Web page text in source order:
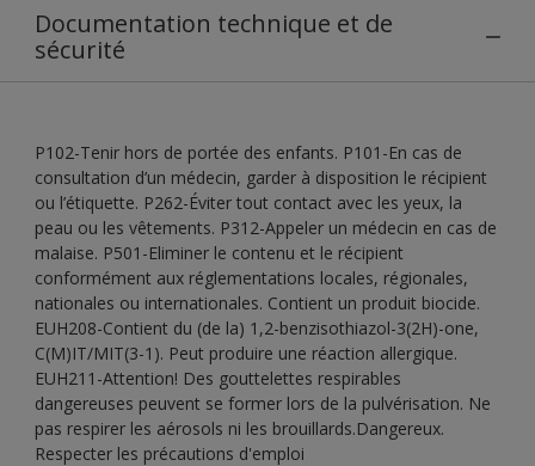
Documentation technique et de
sécurité
P102-Tenir hors de portée des enfants. P101-En cas de
consultation d’un médecin, garder à disposition le récipient
ou l’étiquette. P262-Éviter tout contact avec les yeux, la
peau ou les vêtements. P312-Appeler un médecin en cas de
malaise. P501-Eliminer le contenu et le récipient
conformément aux réglementations locales, régionales,
nationales ou internationales. Contient un produit biocide.
EUH208-Contient du (de la) 1,2-benzisothiazol-3(2H)-one,
C(M)IT/MIT(3-1). Peut produire une réaction allergique.
EUH211-Attention! Des gouttelettes respirables
dangereuses peuvent se former lors de la pulvérisation. Ne
pas respirer les aérosols ni les brouillards.Dangereux.
Respecter les précautions d'emploi